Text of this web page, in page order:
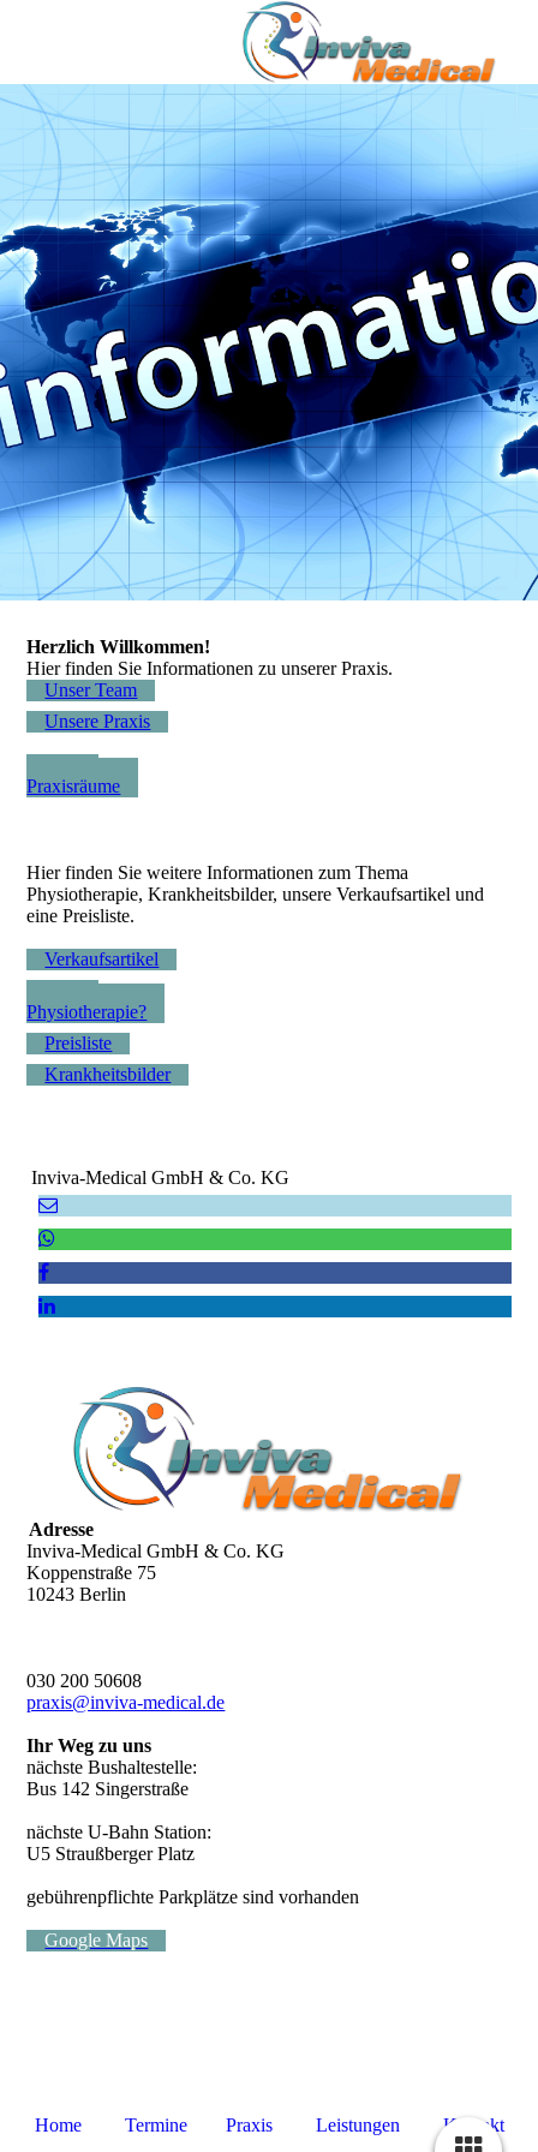
Herzlich Willkommen!
Hier finden Sie Informationen zu unserer Praxis.
Unser Team
Unsere Praxis
Unsere
Praxisräume
Hier finden Sie weitere Informationen zum Thema
Physiotherapie, Krankheitsbilder, unsere Verkaufsartikel und
eine Preisliste.
Verkaufsartikel
Was ist
Physiotherapie?
Preisliste
Krankheitsbilder
Inviva-Medical GmbH & Co. KG
Adresse
Inviva-Medical GmbH & Co. KG
Koppenstraße 75
10243 Berlin
030 200 50608
praxis@inviva-medical.de
Ihr Weg zu uns
nächste Bushaltestelle:
Bus 142 Singerstraße
nächste U-Bahn Station:
U5 Straußberger Platz
gebührenpflichte Parkplätze sind vorhanden
Google Maps
Home Termine Praxis Leistungen Kontakt